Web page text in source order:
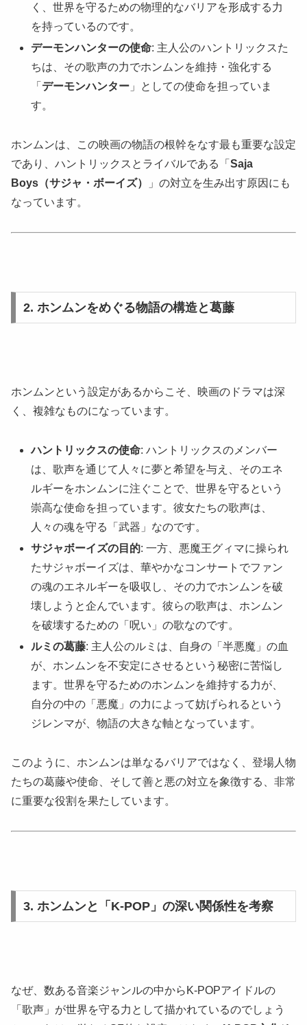
く、世界を守るための物理的なバリアを形成する力
を持っているのです。
デーモンハンターの使命: 主人公のハントリックスた
ちは、その歌声の力でホンムンを維持・強化する
「 デーモンハンター 」としての使命を担っていま
す。
ホンムンは、この映画の物語の根幹をなす最も重要な設定
であり、ハントリックスとライバルである「 Saja
Boys（サジャ・ボーイズ）
」の対立を生み出す原因にも
なっています。
2. ホンムンをめぐる物語の構造と葛藤
ホンムンという設定があるからこそ、映画のドラマは深
く、複雑なものになっています。
ハントリックスの使命: ハントリックスのメンバー
は、歌声を通じて人々に夢と希望を与え、そのエネ
ルギーをホンムンに注ぐことで、世界を守るという
崇高な使命を担っています。彼女たちの歌声は、
人々の魂を守る「武器」なのです。
サジャボーイズの目的: 一方、悪魔王グィマに操られ
たサジャボーイズは、華やかなコンサートでファン
の魂のエネルギーを吸収し、その力でホンムンを破
壊しようと企んでいます。彼らの歌声は、ホンムン
を破壊するための「呪い」の歌なのです。
ルミの葛藤: 主人公のルミは、自身の「半悪魔」の血
が、ホンムンを不安定にさせるという秘密に苦悩し
ます。世界を守るためのホンムンを維持する力が、
自分の中の「悪魔」の力によって妨げられるという
ジレンマが、物語の大きな軸となっています。
このように、ホンムンは単なるバリアではなく、登場人物
たちの葛藤や使命、そして善と悪の対立を象徴する、非常
に重要な役割を果たしています。
3. ホンムンと「K-POP」の深い関係性を考察
なぜ、数ある音楽ジャンルの中からK-POPアイドルの
「歌声」が世界を守る力として描かれているのでしょう